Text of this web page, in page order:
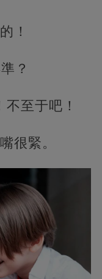
！
？
不至于吧！
很緊。